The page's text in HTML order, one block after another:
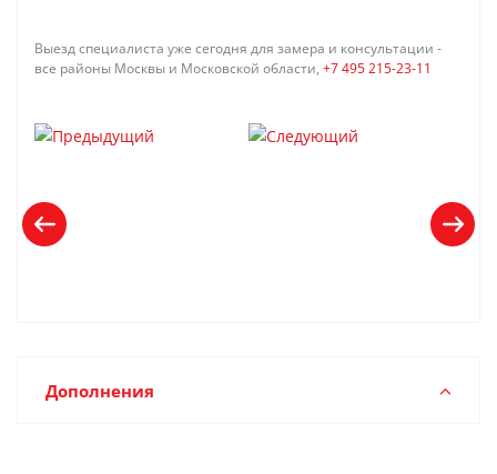
Выезд специалиста уже сегодня для замера и консультации -
все районы Москвы и Московской области, +7 495 215-23-11
Дополнения